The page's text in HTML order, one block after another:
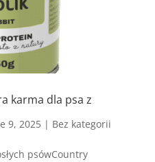
karma dla psa z
9, 2025| Bez kategorii
psówCountry